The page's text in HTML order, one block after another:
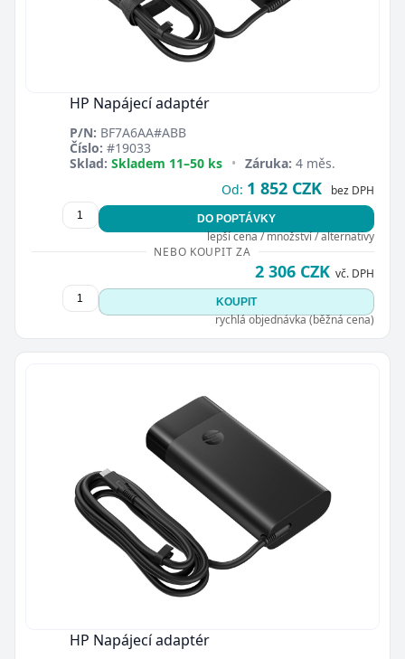
HP Napájecí adaptér
P/N: BF7A6AA#ABB
Číslo: #19033
Sklad: Skladem 11–50 ks • Záruka: 4 měs.
Od: 1 852 CZK bez DPH
DO POPTÁVKY
lepší cena / množství / alternativy
NEBO KOUPIT ZA
2 306 CZK vč. DPH
KOUPIT
rychlá objednávka (běžná cena)
HP Napájecí adaptér